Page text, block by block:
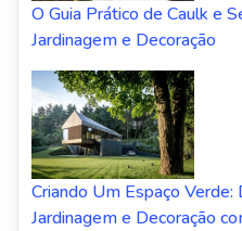
O Guia Prático de Caulk e
Jardinagem e Decoração
Criando Um Espaço Verde:
Jardinagem e Decoração